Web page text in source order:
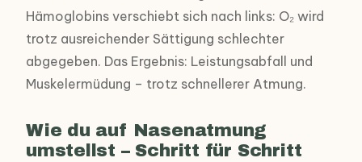
Hämoglobins verschiebt sich nach links: O₂ wird
trotz ausreichender Sättigung schlechter
abgegeben. Das Ergebnis: Leistungsabfall und
Muskelermüdung – trotz schnellerer Atmung.
Wie du auf Nasenatmung
umstellst – Schritt für Schritt